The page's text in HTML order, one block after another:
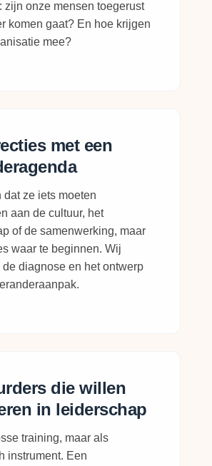
zijn onze mensen toegerust
komen gaat? En hoe krijgen
mee?
met een
dat ze iets moeten
aan de cultuur, het
of de samenwerking, maar
waar te beginnen. Wij
de diagnose en het ontwerp
die willen
in leiderschap
training, maar als
instrument. Een